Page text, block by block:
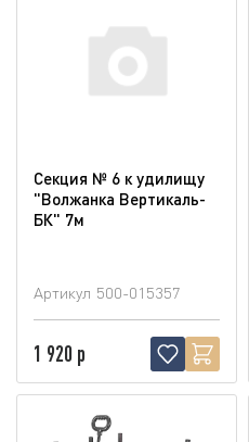
Секция № 6 к удилищу
"Волжанка Вертикаль-
БК" 7м
Артикул 500-015357
1 920 р